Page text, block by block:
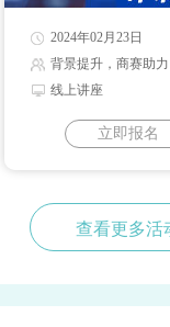
2024年02月23日
背景提升，商赛助力
线上讲座
立即报名
查看更多活